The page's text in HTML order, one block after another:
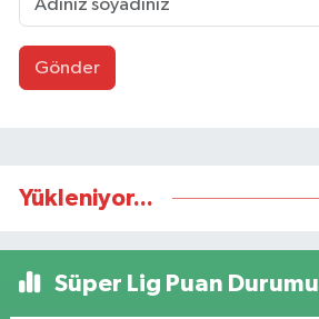
Gönder
Yükleniyor...
Süper Lig Puan Durumu